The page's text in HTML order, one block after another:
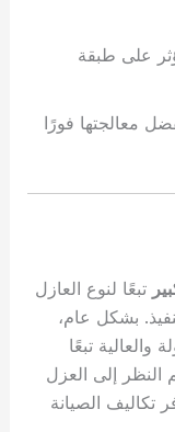
على طبقة
معالجتها فورًا
تبعًا لنوع العازل
بشكل عام،
والعالية تبعًا
النظر إلى العزل
تكاليف الصيانة